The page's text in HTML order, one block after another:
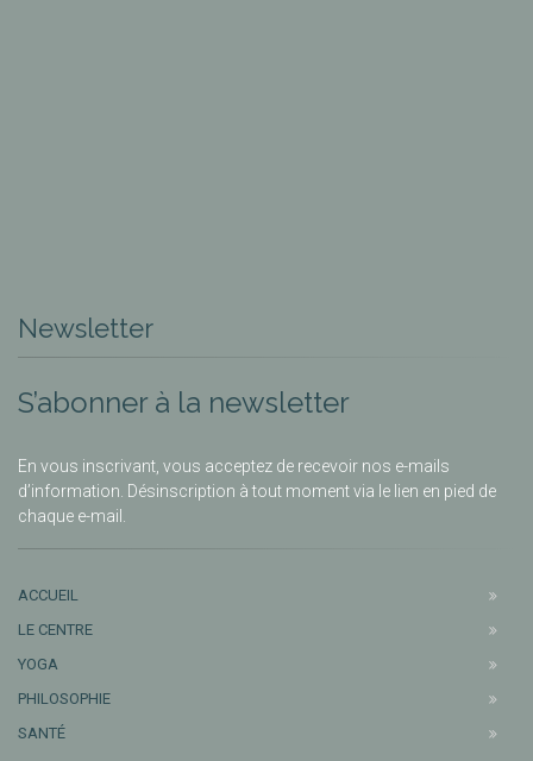
Newsletter
S’abonner à la newsletter
En vous inscrivant, vous acceptez de recevoir nos e-mails
d’information. Désinscription à tout moment via le lien en pied de
chaque e-mail.
ACCUEIL
LE CENTRE
YOGA
PHILOSOPHIE
SANTÉ